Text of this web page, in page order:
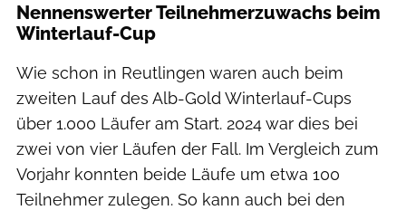
Nennenswerter Teilnehmerzuwachs beim
Winterlauf-Cup
Wie schon in Reutlingen waren auch beim
zweiten Lauf des Alb-Gold Winterlauf-Cups
über 1.000 Läufer am Start. 2024 war dies bei
zwei von vier Läufen der Fall. Im Vergleich zum
Vorjahr konnten beide Läufe um etwa 100
Teilnehmer zulegen. So kann auch bei den